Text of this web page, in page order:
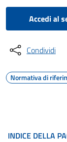
Accedi al
Condividi
Normativa di
INDICE DELLA